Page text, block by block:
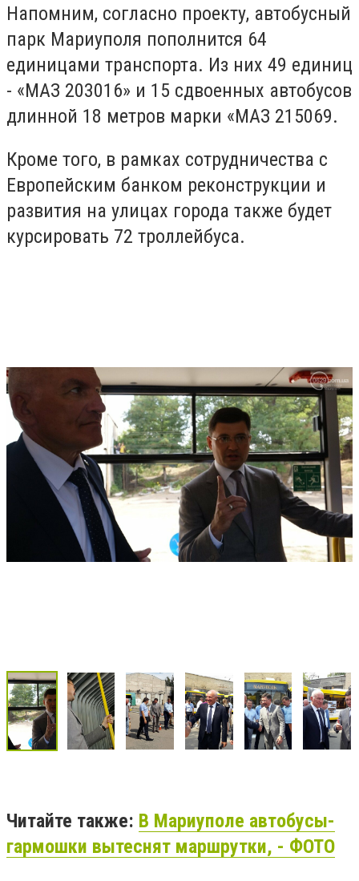
Напомним, согласно проекту, автобусный
парк Мариуполя пополнится 64
единицами транспорта. Из них 49 единиц
- «МАЗ 203016» и 15 сдвоенных автобусов
длинной 18 метров марки «МАЗ 215069.
Кроме того, в рамках сотрудничества с
Европейским банком реконструкции и
развития на улицах города также будет
курсировать 72 троллейбуса.
Читайте также: В Мариуполе автобусы-
гармошки вытеснят маршрутки, - ФОТО